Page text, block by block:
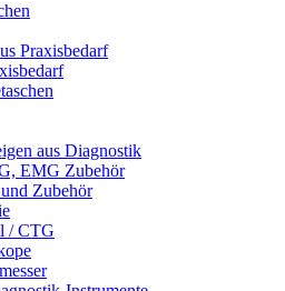
Praxisbedarf
aus Diagnostik
EMG Zubehör
Zubehör
/ CTG